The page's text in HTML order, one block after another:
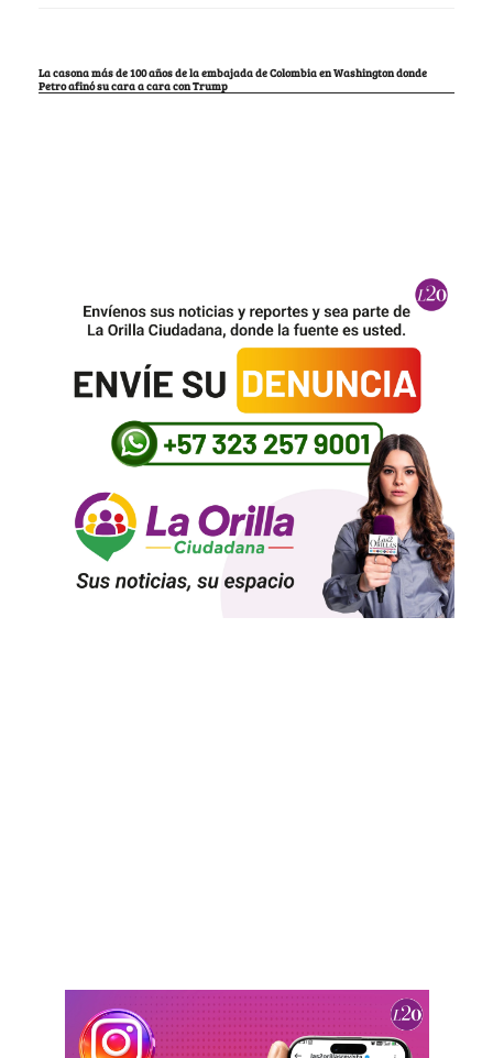
La casona más de 100 años de la embajada de Colombia en Washington donde
Petro afinó su cara a cara con Trump